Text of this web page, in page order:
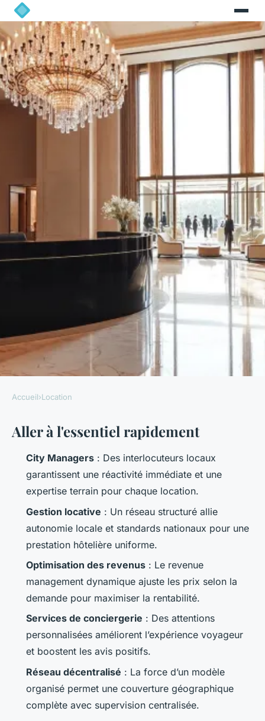
Top 5 avantages d'un réseau
de concierges pour la location
Callista•16/03/2026 17:03•10 min de lecture
Accueil›Location
Aller à l'essentiel rapidement
City Managers : Des interlocuteurs locaux
garantissent une réactivité immédiate et une
expertise terrain pour chaque location.
Gestion locative : Un réseau structuré allie
autonomie locale et standards nationaux pour une
prestation hôtelière uniforme.
Optimisation des revenus : Le revenue
management dynamique ajuste les prix selon la
demande pour maximiser la rentabilité.
Services de conciergerie : Des attentions
personnalisées améliorent l’expérience voyageur
et boostent les avis positifs.
Réseau décentralisé : La force d’un modèle
organisé permet une couverture géographique
complète avec supervision centralisée.